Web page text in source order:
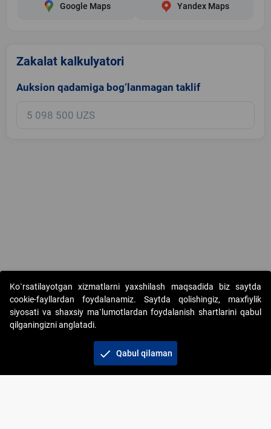
Google Maps Yandex Maps
Zakalat kalkulyatori
Auksion qadamiga bog‘lanmagan taklif
Copyright © 2017-2026. "Elektron onlayn-auksionlarni tashkil etish"
AJ. Barcha huquqlar himoyalangan
+998 71 202-21-11
Ko`rsatilayotgan xizmatlarni yaxshilash maqsadida biz saytda
cookie-fayllardan foydalanamiz. Saytda qolishingiz, maxfiylik
siyosati va shaxsiy ma`lumotlardan foydalanish shartlarini qabul
qilganingizni anglatadi.
check Qabul qilaman